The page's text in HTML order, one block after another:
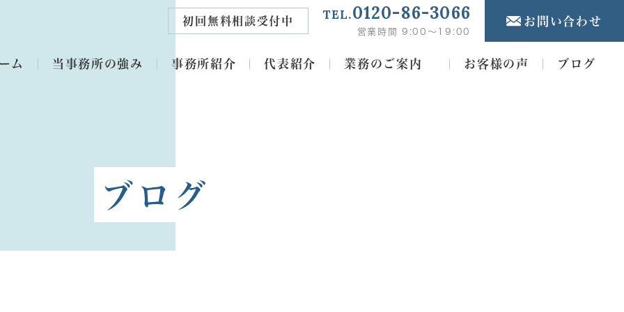
初回無料相談受付中 TEL.0120-86-3066
営業時間 9:00～19:00
お問い合わせ
ム 当事務所の強み 事務所紹介 代表紹介 業務のご案内 お客様の声 ブログ
ブログ